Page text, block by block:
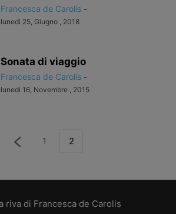
Francesca de Carolis -
lunedì 25, Giugno , 2018
Sonata di viaggio
Francesca de Carolis -
lunedì 16, Novembre , 2015
1 2